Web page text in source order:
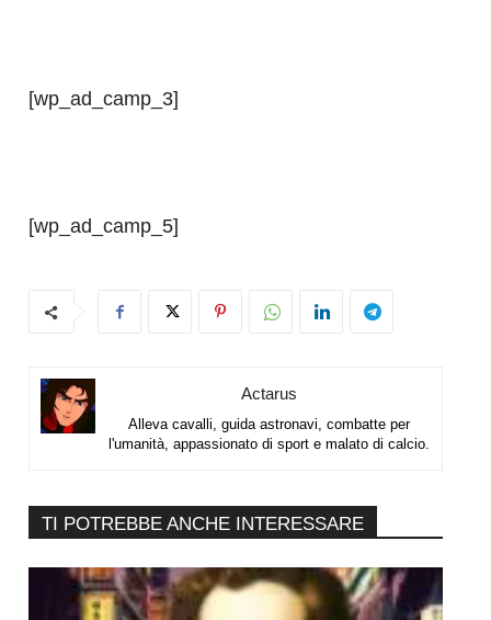
[wp_ad_camp_3]
[wp_ad_camp_5]
Actarus
Alleva cavalli, guida astronavi, combatte per
l'umanità, appassionato di sport e malato di calcio.
TI POTREBBE ANCHE INTERESSARE